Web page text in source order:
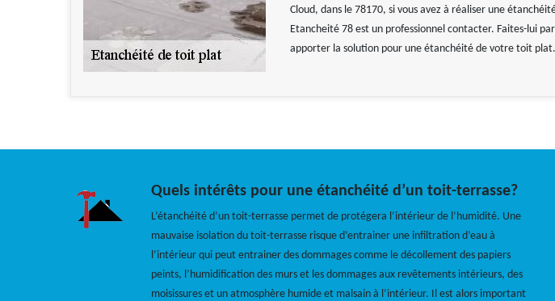
Cloud, dans le 78170, si vous avez à réaliser une
Etancheité 78 est un professionnel contacter. Faites-lui
apporter la solution pour une étanchéité de votre toit plat.
Quels intérêts pour une étanchéité d’un toit-terrasse?
L’étanchéité d’un toit-terrasse permet de protégera l’intérieur de l’humidité. Une
mauvaise isolation du toit-terrasse risque d’entrainer une infiltration d’eau à
l’intérieur qui peut entrainer des dommages comme le décollement des papiers
peints, l’humidification des murs et les dommages aux revêtements intérieurs, des
moisissures et un atmosphère humide et malsain à l’intérieur. Il est alors important